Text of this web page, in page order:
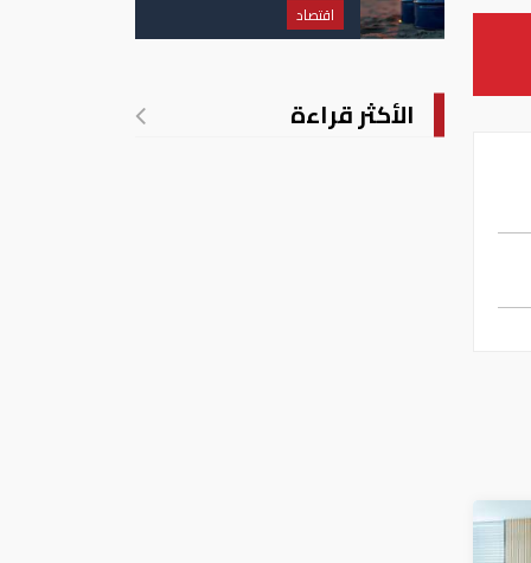
الأمريكية
اقتصاد
الأكثر قراءة